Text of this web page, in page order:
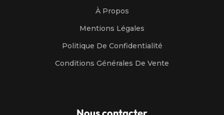
À Propos
Mentions Légales
Politique De Confidentialité
Conditions Générales De Vente